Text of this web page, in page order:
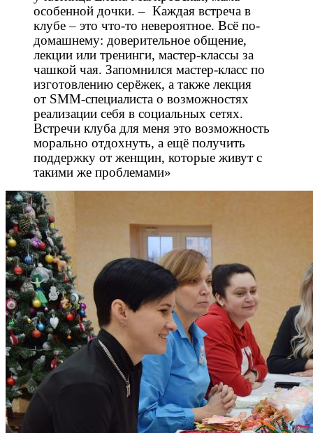
особенной дочки. – Каждая встреча в
клубе – это что-то невероятное. Всё по-
домашнему: доверительное общение,
лекции или тренинги, мастер-классы за
чашкой чая. Запомнился мастер-класс по
изготовлению серёжек, а также лекция
от SMM-специалиста о возможностях
реализации себя в социальных сетях.
Встречи клуба для меня это возможность
морально отдохнуть, а ещё получить
поддержку от женщин, которые живут с
такими же проблемами»